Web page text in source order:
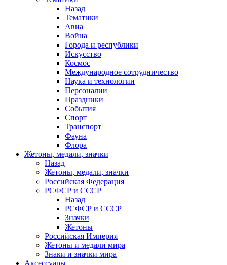
Назад
Тематики
Авиа
Война
Города и республики
Искусство
Космос
Международное сотрудничество
Наука и технологии
Персоналии
Праздники
События
Спорт
Транспорт
Фауна
Флора
Жетоны, медали, значки
Назад
Жетоны, медали, значки
Российская Федерация
РСФСР и СССР
Назад
РСФСР и СССР
Значки
Жетоны
Российская Империя
Жетоны и медали мира
Знаки и значки мира
Аксессуары